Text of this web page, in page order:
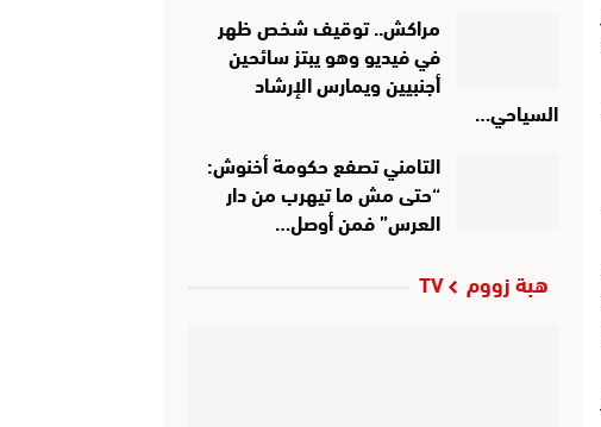
مراكش.. توقيف شخص ظهر
في فيديو وهو يبتز سائحين
أجنبيين ويمارس الإرشاد
السياحي…
التامني تصفع حكومة أخنوش:
“حتى مش ما تيهرب من دار
العرس” فمن أوصل…
هبة زووم TV